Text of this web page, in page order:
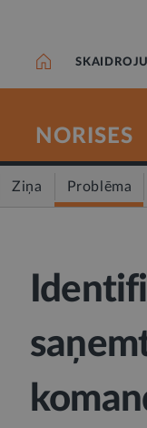
NORISES
Ziņa Problēma